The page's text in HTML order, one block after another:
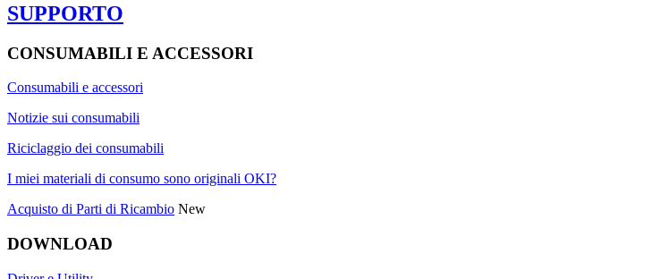
SUPPORTO
CONSUMABILI E ACCESSORI
Consumabili e accessori
Notizie sui consumabili
Riciclaggio dei consumabili
I miei materiali di consumo sono originali OKI?
Acquisto di Parti di Ricambio New
DOWNLOAD